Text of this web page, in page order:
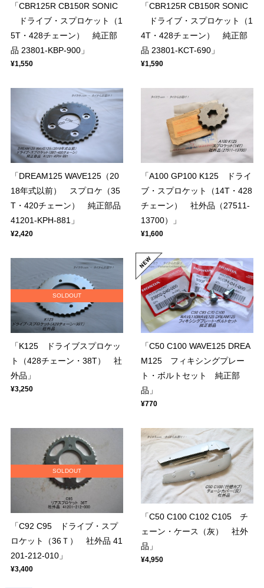
「CBR125R CB150R SONIC
ドライブ・スプロケット（1
5T・428チェーン） 純正部
品 23801-KBP-900」
¥1,550
「CBR125R CB150R SONIC
ドライブ・スプロケット（1
4T・428チェーン） 純正部
品 23801-KCT-690」
¥1,590
「DREAM125 WAVE125（20
18年式以前） スプロケ（35
T・420チェーン） 純正部品
41201-KPH-881」
¥2,420
「A100 GP100 K125 ドライ
ブ・スプロケット（14T・428
チェーン） 社外品（27511-
13700）」
¥1,600
SOLDOUT
「K125 ドライブスプロケッ
ト（428チェーン・38T） 社
外品」
¥3,250
「C50 C100 WAVE125 DREA
M125 フィキシングプレー
ト・ボルトセット 純正部
品」
¥770
SOLDOUT
「C92 C95 ドライブ・スプ
ロケット（36Ｔ） 社外品 41
201-212-010」
¥3,400
「C50 C100 C102 C105 チ
ェーン・ケース（灰） 社外
品」
¥4,950